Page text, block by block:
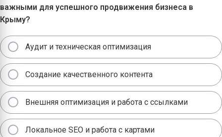
важными для успешного продвижения бизнеса в
Крыму?
Аудит и техническая оптимизация
Создание качественного контента
Внешняя оптимизация и работа с ссылками
Локальное SEO и работа с картами